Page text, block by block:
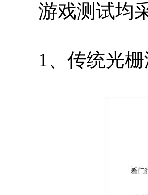
游戏测试均采
1、传统光栅